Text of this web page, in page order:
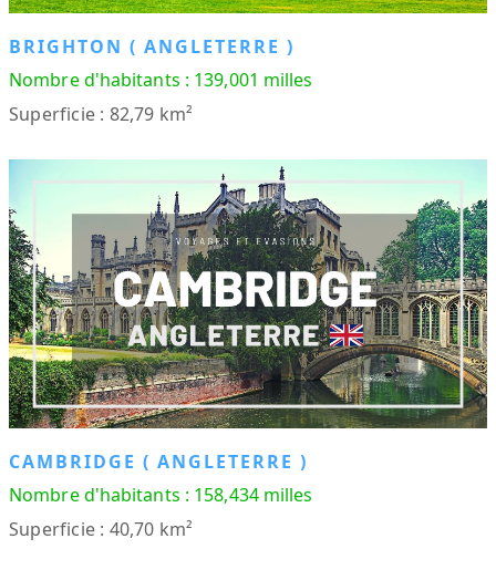
BRIGHTON ( ANGLETERRE )
Nombre d'habitants : 139,001 milles
Superficie : 82,79 km²
CAMBRIDGE ( ANGLETERRE )
Nombre d'habitants : 158,434 milles
Superficie : 40,70 km²